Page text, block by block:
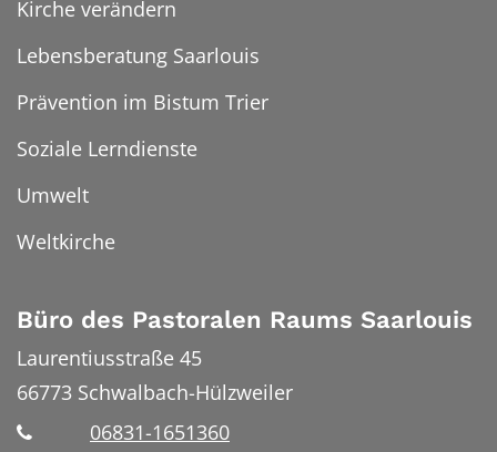
Kirche verändern
Lebensberatung Saarlouis
Prävention im Bistum Trier
Soziale Lerndienste
Umwelt
Weltkirche
Büro des Pastoralen Raums Saarlouis
Laurentiusstraße 45
66773 Schwalbach-Hülzweiler
06831-1651360